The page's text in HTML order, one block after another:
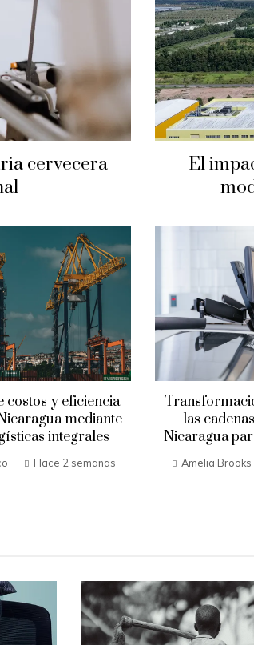
cervecera
El
costos y eficiencia
mediante
integrales
Hace 2 semanas
las
Nicaragua
Amelia Brooks